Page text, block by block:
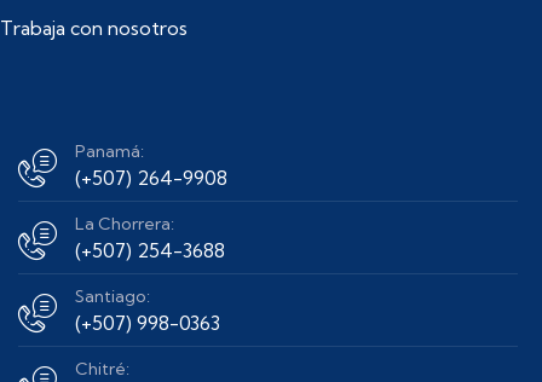
Trabaja con nosotros
Panamá:
(+507) 264-9908
La Chorrera:
(+507) 254-3688
Santiago:
(+507) 998-0363
Chitré: